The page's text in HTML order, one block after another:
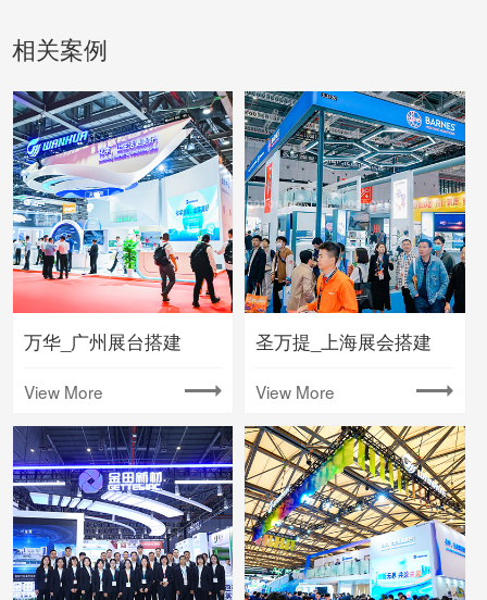
相关案例
万华_广州展台搭建
View More
圣万提_上海展会搭建
View More